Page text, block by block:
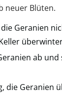
neuer Blüten.
Geranien
ab
die Geranien